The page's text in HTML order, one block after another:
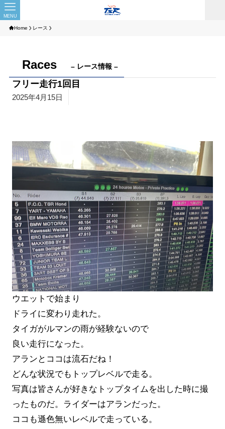
MENU
Home レース
Races – レース情報 –
フリー走行1回目
2025年4月15日
ウエットで始まり
ドライに変わり走れた。
タイガがルマンの雨が経験ないので
良い走行になった。
アランとココは流石だね！
どんな状況でもトップレベルで走る。
写真は皆さんが好きなトップタイムを出した時に撮
ったものだ。ライダーはアランだった。
ココも遜色無いレベルで走っている。